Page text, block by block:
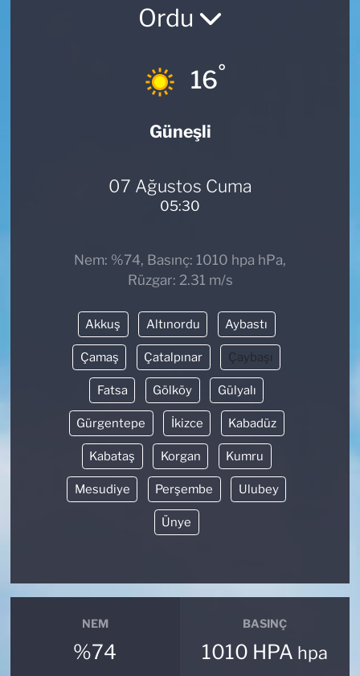
Ordu
16°
Güneşli
07 Ağustos Cuma
05:30
Nem: %74, Basınç: 1010 hpa hPa,
Rüzgar: 2.31 m/s
Akkuş Altınordu Aybastı
Çamaş Çatalpınar Çaybaşı
Fatsa Gölköy Gülyalı
Gürgentepe İkizce Kabadüz
Kabataş Korgan Kumru
Mesudiye Perşembe Ulubey
Ünye
NEM
%74
BASINÇ
1010 HPA hpa